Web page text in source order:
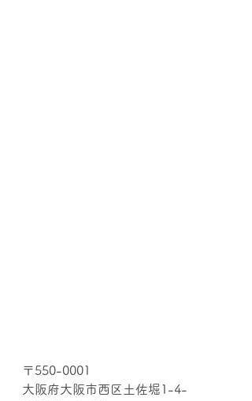
〒550-0001
大阪府大阪市西区土佐堀1-4-